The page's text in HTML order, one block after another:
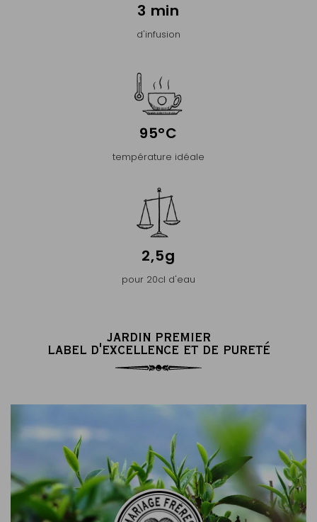
3 min
d'infusion
95°C
température idéale
2,5g
pour 20cl d'eau
JARDIN PREMIER
LABEL D'EXCELLENCE ET DE PURETÉ